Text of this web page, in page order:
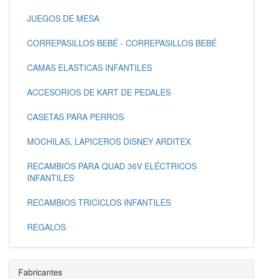
JUEGOS DE MESA
CORREPASILLOS BEBÉ - CORREPASILLOS BEBÉ
CAMAS ELASTICAS INFANTILES
ACCESORIOS DE KART DE PEDALES
CASETAS PARA PERROS
MOCHILAS, LAPICEROS DISNEY ARDITEX
RECAMBIOS PARA QUAD 36V ELÉCTRICOS
INFANTILES
RECAMBIOS TRICICLOS INFANTILES
REGALOS
Fabricantes